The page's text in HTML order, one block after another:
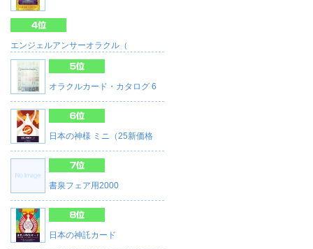
エンジェルアンサーオラクル（
オラクルカード・カタログ 6
日本の神様 ミニ（25新価格
書泉フェア用2000
日本の神託カード